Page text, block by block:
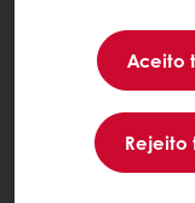
Aceito
Rejeito